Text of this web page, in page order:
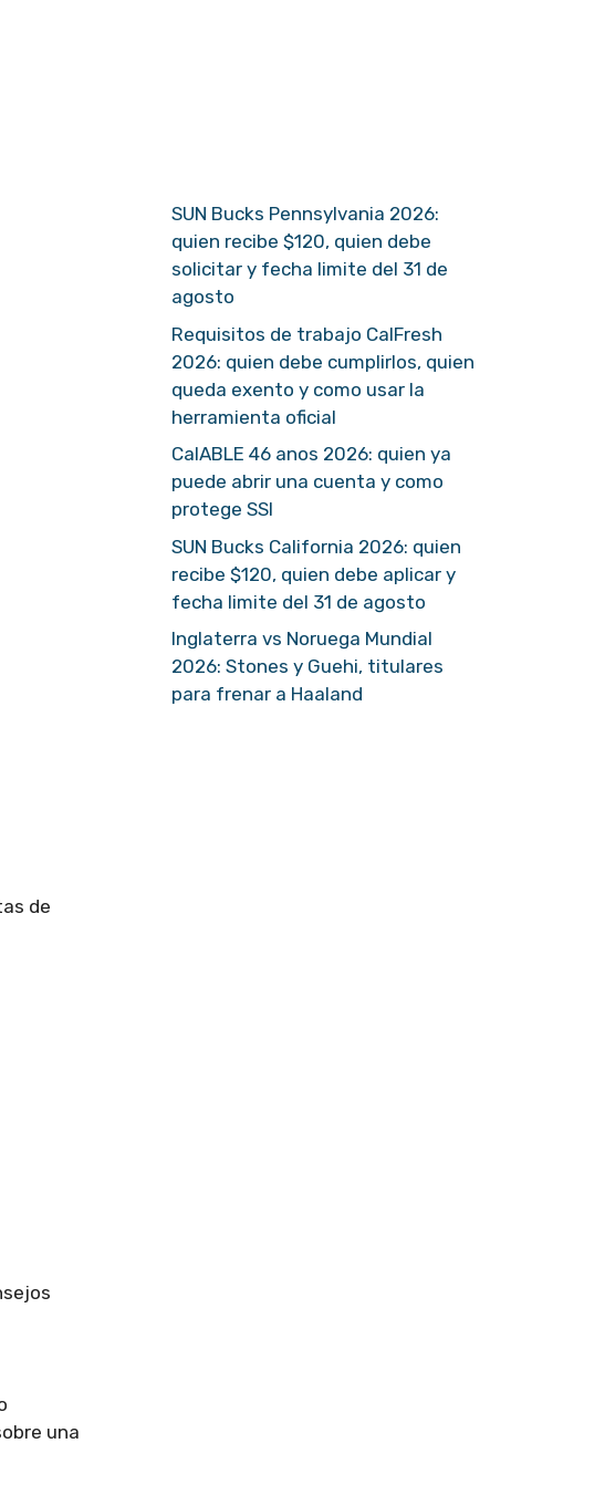
de
una
SUN Bucks Pennsylvania 2026:
quien recibe $120, quien debe
solicitar y fecha limite del 31 de
agosto
Requisitos de trabajo CalFresh
2026: quien debe cumplirlos, quien
queda exento y como usar la
herramienta oficial
CalABLE 46 anos 2026: quien ya
puede abrir una cuenta y como
protege SSI
SUN Bucks California 2026: quien
recibe $120, quien debe aplicar y
fecha limite del 31 de agosto
Inglaterra vs Noruega Mundial
2026: Stones y Guehi, titulares
para frenar a Haaland